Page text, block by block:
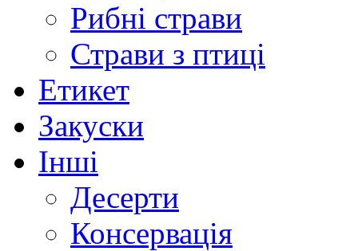
Рибні страви
Страви з птиці
Етикет
Закуски
Інші
Десерти
Консервація